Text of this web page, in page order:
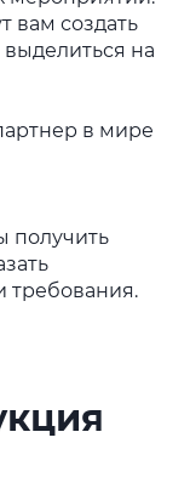
вам создать
на
в мире
получить
требования.